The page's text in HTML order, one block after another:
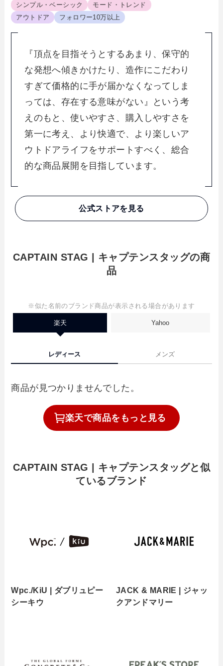
シンプル・ベーシック
モード・トレンド
アウトドア
フォロワー10万以上
『頂点を目指そうとするあまり、保守的
な発想へ傾きかけたり、造作にこだわり
すぎて価格的に手が届かなくなってしま
っては、存在する意味がない』という考
えのもと、使いやすさ、購入しやすさを
第一に考え、より快適で、より楽しいア
ウトドアライフをサポートすべく、総合
的な商品展開を目指しています。
公式ストアを見る
CAPTAIN STAG | キャプテンスタッグの商
品
※似た名前のブランド商品が表示される場合があります
楽天 Yahoo
レディース メンズ
商品が見つかりませんでした。
楽天で商品を もっと見る
CAPTAIN STAG | キャプテンスタッグと似
ているブランド
Wpc./KiU | ダブリュピー
シーキウ
JACK & MARIE | ジャッ
クアンドマリー